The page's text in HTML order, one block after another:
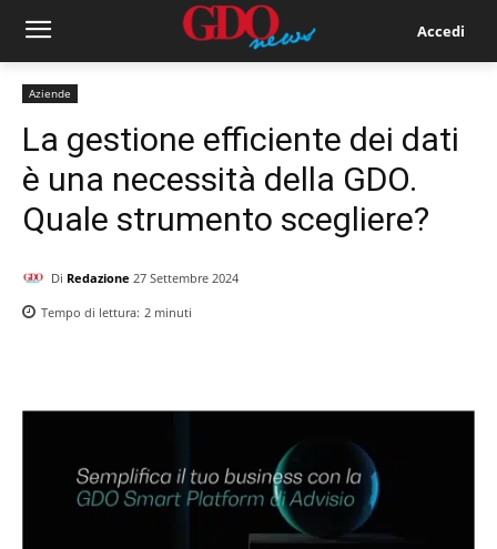
Accedi
Aziende
La gestione efficiente dei dati
è una necessità della GDO.
Quale strumento scegliere?
Di Redazione 27 Settembre 2024
Tempo di lettura: 2 minuti